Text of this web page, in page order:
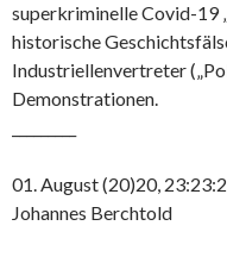
superkriminelle Covid-19
historische
Industriellenvertreter
Demonstrationen.
01. August (20)20,
Johannes Berchtold